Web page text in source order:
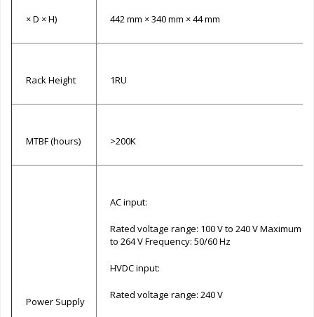
× D × H) 442 mm × 340 mm × 44 mm
Rack Height 1RU
MTBF (hours) >200K
Power Supply
AC input:
Rated voltage range: 100 V to 240 V Maximum
to 264 V Frequency: 50/60 Hz
HVDC input:
Rated voltage range: 240 V